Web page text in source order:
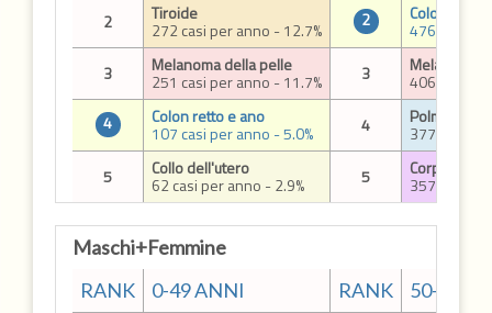
2
Tiroide
272 casi per anno - 12.7% 2 Colon retto
476 casi
3
Melanoma della pelle
251 casi per anno - 11.7% 3 Melanoma
406 casi
4
Colon retto e ano
107 casi per anno - 5.0% 4 Polmone
377 casi
5
Collo dell'utero
62 casi per anno - 2.9% 5 Corpo
357 casi
Maschi+Femmine
RANK
0-49 ANNI RANK 50-69